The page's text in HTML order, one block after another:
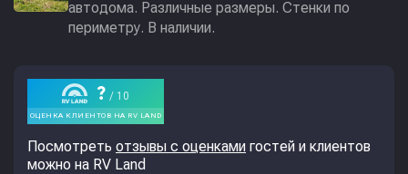
автодома. Различные размеры. Стенки по
периметру. В наличии.
Посмотреть отзывы с оценками гостей и клиентов
можно на RV Land